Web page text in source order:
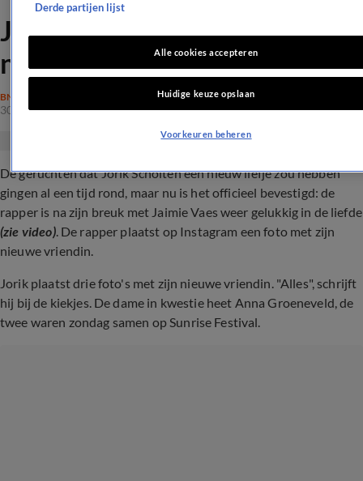
Jorik Scholten bevestigt
nieuwe liefde
BN'ERS
30 juni 2024, 22:35
De geruchten dat Jorik Scholten een nieuw liefje zou hebben
gingen al een tijd rond, maar nu is het officieel bevestigd: de
rapper is na zijn breuk met Jaimie Vaes weer gelukkig in de liefde
(zie video). De rapper plaatst op Instagram een foto met zijn
nieuwe vriendin.
Jorik plaatst drie foto's met zijn nieuwe vriendin. "Alles", schrijft
hij bij de kiekjes. De dame in kwestie heet Anna Groeneveld, de
twee waren zondag samen op Sunrise Festival.
Derde partijen lijst
Alle cookies accepteren
Huidige keuze opslaan
Voorkeuren beheren